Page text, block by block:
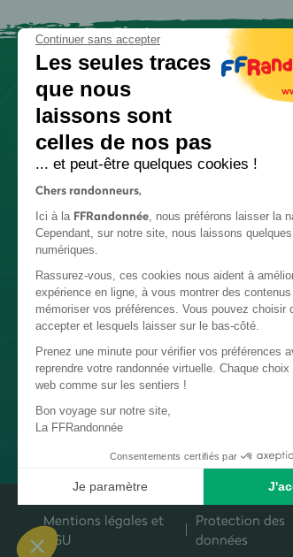
Mentions légales et
CGU
Protection des
données
Continuer sans accepter
Les seules traces
que nous
laissons sont
celles de nos pas
... et peut-être quelques cookies !
Chers randonneurs,
Ici à la FFRandonnée, nous préférons laisser la
Cependant, sur notre site, nous laissons
numériques.
Rassurez-vous, ces cookies nous aident à
expérience en ligne, à vous montrer des
mémoriser vos préférences. Vous pouvez choisir
accepter et lesquels laisser sur le bas-côté.
Prenez une minute pour vérifier vos préférences
reprendre votre randonnée virtuelle. Chaque
web comme sur les sentiers !
Bon voyage sur notre site,
La FFRandonnée
Consentements certifiés par
Je paramètre
Axeptio consent
Plateforme de Gestion du Consentement :
Notre plateforme vous permet d'adapter et de